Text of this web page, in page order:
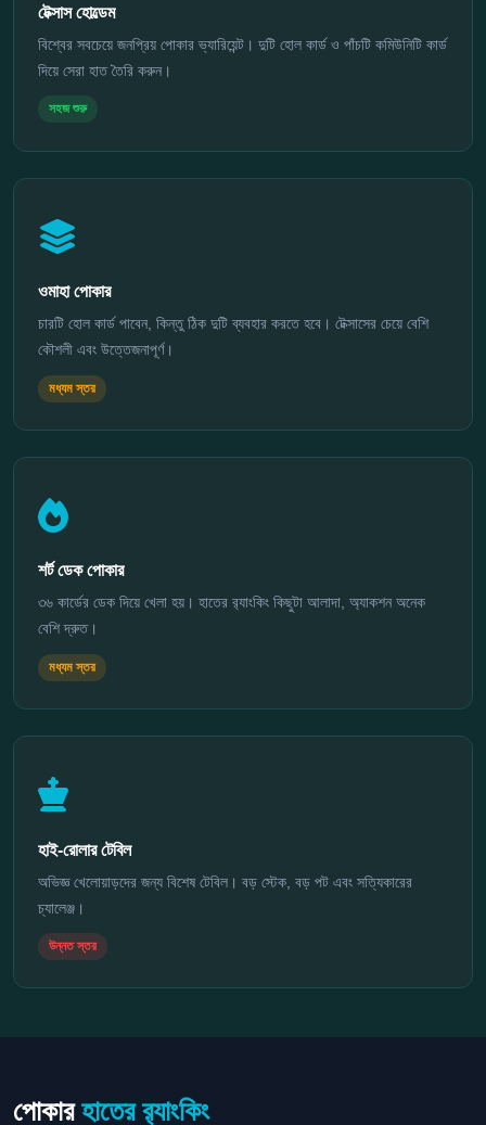
টেক্সাস হোল্ডেম
বিশ্বের সবচেয়ে জনপ্রিয় পোকার ভ্যারিয়েন্ট। দুটি হোল কার্ড ও পাঁচটি কমিউনিটি কার্ড
দিয়ে সেরা হাত তৈরি করুন।
সহজ শুরু
ওমাহা পোকার
চারটি হোল কার্ড পাবেন, কিন্তু ঠিক দুটি ব্যবহার করতে হবে। টেক্সাসের চেয়ে বেশি
কৌশলী এবং উত্তেজনাপূর্ণ।
মধ্যম স্তর
শর্ট ডেক পোকার
৩৬ কার্ডের ডেক দিয়ে খেলা হয়। হাতের র‍্যাংকিং কিছুটা আলাদা, অ্যাকশন অনেক
বেশি দ্রুত।
মধ্যম স্তর
হাই-রোলার টেবিল
অভিজ্ঞ খেলোয়াড়দের জন্য বিশেষ টেবিল। বড় স্টেক, বড় পট এবং সত্যিকারের
চ্যালেঞ্জ।
উন্নত স্তর
পোকারহাতের র‍্যাংকিং